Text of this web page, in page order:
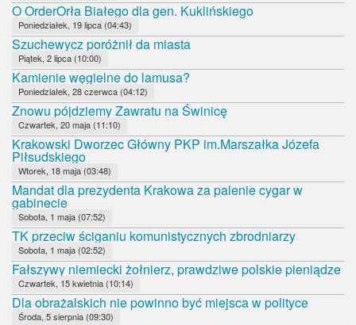
O OrderOrła Białego dla gen. Kuklińskiego
Poniedziałek, 19 lipca (04:43)
Szuchewycz poróżnił da miasta
Piątek, 2 lipca (10:00)
Kamienie węgielne do lamusa?
Poniedziałek, 28 czerwca (04:12)
Znowu pójdziemy Zawratu na Świnicę
Czwartek, 20 maja (11:10)
Krakowski Dworzec Główny PKP im.Marszałka Józefa
Piłsudskiego
Wtorek, 18 maja (03:48)
Mandat dla prezydenta Krakowa za palenie cygar w
gabinecie
Sobota, 1 maja (07:52)
TK przeciw ściganiu komunistycznych zbrodniarzy
Sobota, 1 maja (02:52)
Fałszywy niemiecki żołnierz, prawdziwe polskie pieniądze
Czwartek, 15 kwietnia (10:14)
Dla obrażalskich nie powinno być miejsca w polityce
Środa, 5 sierpnia (09:30)